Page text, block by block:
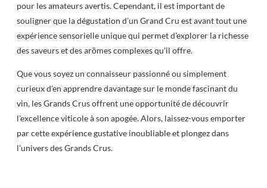
pour les amateurs avertis. Cependant, il est important de
souligner que la dégustation d’un Grand Cru est avant tout une
expérience sensorielle unique qui permet d’explorer la richesse
des saveurs et des arômes complexes qu’il offre.
Que vous soyez un connaisseur passionné ou simplement
curieux d’en apprendre davantage sur le monde fascinant du
vin, les Grands Crus offrent une opportunité de découvrir
l’excellence viticole à son apogée. Alors, laissez-vous emporter
par cette expérience gustative inoubliable et plongez dans
l’univers des Grands Crus.